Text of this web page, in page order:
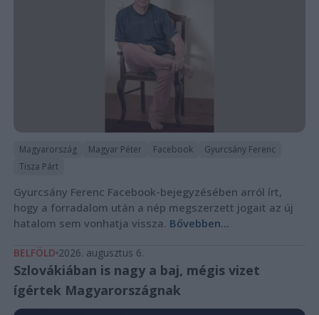
Magyarország Magyar Péter Facebook
Gyurcsány Ferenc
Tisza Párt
Gyurcsány Ferenc Facebook-bejegyzésében arról írt,
hogy a forradalom után a nép megszerzett jogait az új
hatalom sem vonhatja vissza. Bővebben...
BELFÖLD 2026. augusztus 6.
Szlovákiában is nagy a baj, mégis vizet
ígértek Magyarországnak